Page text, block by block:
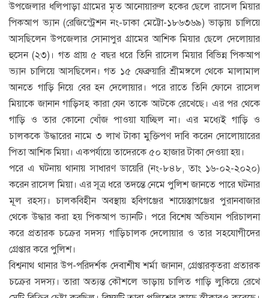
উপজেলার ধলিপাড়া গ্রামের মৃত আনোয়ারুল হকের ছেলে রাসেল মিয়ার
পিকআপ ভ্যান (রেজিস্ট্রেশন নং-ঢাকা মেট্টো-১৮৬৩৬৯) ভাড়ায় চালিয়ে
আসছিলেন উপজেলার সোনাপুর গ্রামের আশিক মিয়ার ছেলে দেলোয়ার
হুসেন (২৩)। গত প্রায় ৫ বছর ধরে তিনি রাসেল মিয়ার বিভিন্ন পিকআপ
ভ্যান চালিয়ে আসছিলেন। গত ১৫ ফেব্রুয়ারি শ্রীমঙ্গলে থেকে মালামাল
আনতে গাড়ি নিয়ে বের হন দেলোয়ার। পরে রাতে তিনি ফোনে রাসেল
মিয়াকে জানান গাড়িসহ কারা যেন তাকে আটকে রেখেছে। এর পর থেকে
গাড়ি ও তার কোনো খোঁজ পাওয়া যাচ্ছিল না। এর মধ্যেই গাড়ি ও
চালককে উদ্ধারের নামে ৩ লাখ টাকা মুক্তিপণ দাবি করেন দোলোয়ারের
পিতা আশিক মিয়া। একপর্যায়ে তাদেরকে ৫০ হাজার টাকা দেওয়া হয়।
পরে এ ঘটনায় থানায় সাধারণ ডায়েরি (নং-৮৪৮, তাং ১৬-০২-২০২০)
করেন রাসেল মিয়া। এর সূত্র ধরে তদন্তে নেমে পুলিশ জানতে পারে ঘটনার
মূল রহস্য। চালকবিহীন অবস্থায় হবিগঞ্জের শায়েস্তাগঞ্জের পুরানবাজার
থেকে উদ্ধার করা হয় পিকআপ ভ্যানটি। পরে বিশেষ অভিযান পরিচালনা
করে প্রতারক চক্রের সদস্য গাড়িচালক দেলোয়ার ও তার সহযোগীদের
গ্রেপ্তার করে পুলিশ।
বিশ্বনাথ থানার উপ-পরিদর্শক দেবাশীষ শর্মা জানান, গ্রেপ্তারকৃতরা প্রতারক
চক্রের সদস্য। তারা অত্যন্ত কৌশলে ভাড়ায় চালিত গাড়ি লুকিয়ে রেখে